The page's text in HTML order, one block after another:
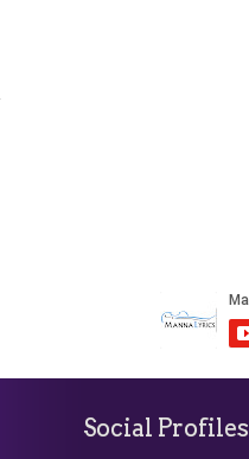
Social Profiles